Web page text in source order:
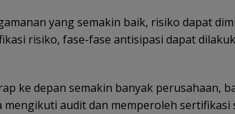
yang semakin baik, risiko dapat
risiko, fase-fase antisipasi dapat
ke depan semakin banyak perusahaan,
mengikuti audit dan memperoleh sertifikasi